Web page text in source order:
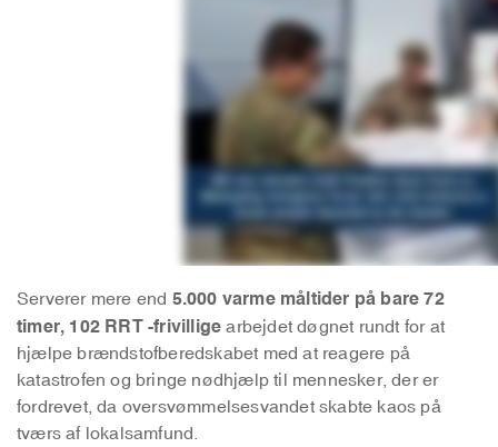
Serverer mere end 5.000 varme måltider på bare 72
timer, 102 RRT -frivillige arbejdet døgnet rundt for at
hjælpe brændstofberedskabet med at reagere på
katastrofen og bringe nødhjælp til mennesker, der er
fordrevet, da oversvømmelsesvandet skabte kaos på
tværs af lokalsamfund.